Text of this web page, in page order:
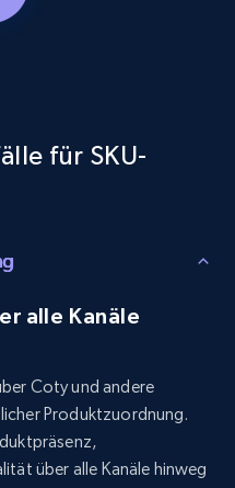
description,
price, Discount,
by category url
description,
price, Discount,
für SKU-
alle Kanäle
Coty und andere
Produktzuordnung.
über alle Kanäle hinweg